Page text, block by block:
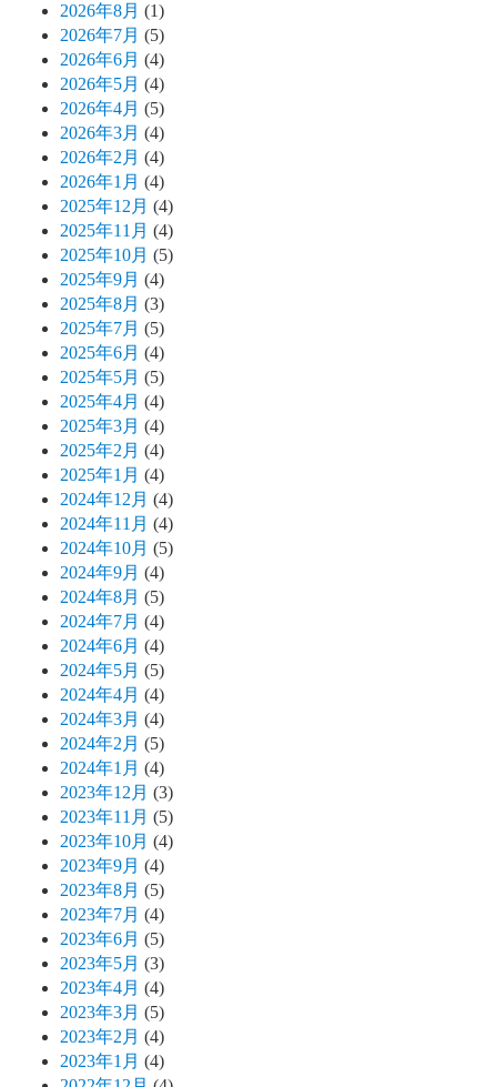
2026年8月 (1)
2026年7月 (5)
2026年6月 (4)
2026年5月 (4)
2026年4月 (5)
2026年3月 (4)
2026年2月 (4)
2026年1月 (4)
2025年12月 (4)
2025年11月 (4)
2025年10月 (5)
2025年9月 (4)
2025年8月 (3)
2025年7月 (5)
2025年6月 (4)
2025年5月 (5)
2025年4月 (4)
2025年3月 (4)
2025年2月 (4)
2025年1月 (4)
2024年12月 (4)
2024年11月 (4)
2024年10月 (5)
2024年9月 (4)
2024年8月 (5)
2024年7月 (4)
2024年6月 (4)
2024年5月 (5)
2024年4月 (4)
2024年3月 (4)
2024年2月 (5)
2024年1月 (4)
2023年12月 (3)
2023年11月 (5)
2023年10月 (4)
2023年9月 (4)
2023年8月 (5)
2023年7月 (4)
2023年6月 (5)
2023年5月 (3)
2023年4月 (4)
2023年3月 (5)
2023年2月 (4)
2023年1月 (4)